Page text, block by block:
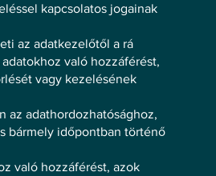
kapcsolatos jogainak
az adatkezelőtől a rá
való hozzáférést,
vagy kezelésének
az adathordozhatósághoz,
bármely időpontban történő
való hozzáférést, azok